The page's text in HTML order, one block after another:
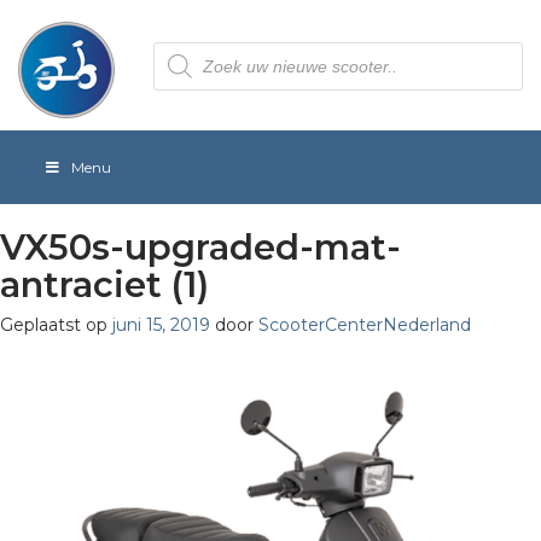
Producten
zoeken
Menu
VX50s-upgraded-mat-
antraciet (1)
Geplaatst op juni 15, 2019 door ScooterCenterNederland